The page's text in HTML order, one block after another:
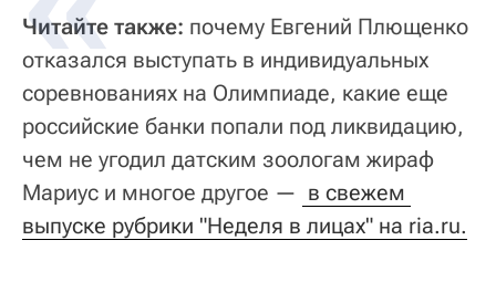
Читайте также: почему Евгений Плющенко
отказался выступать в индивидуальных
соревнованиях на Олимпиаде, какие еще
российские банки попали под ликвидацию,
чем не угодил датским зоологам жираф
Мариус и многое другое — в свежем
выпуске рубрики "Неделя в лицах" на ria.ru.